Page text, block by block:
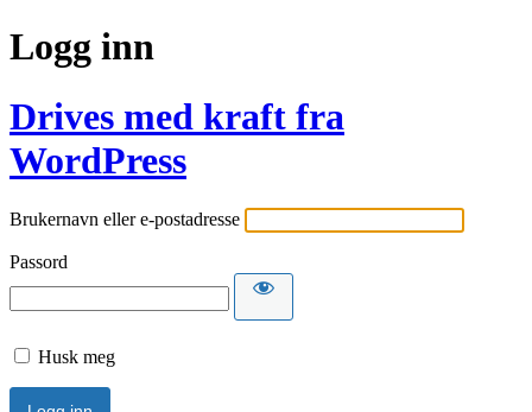
Logg inn
Drives med kraft fra
WordPress
Brukernavn eller e-postadresse
Passord
Husk meg